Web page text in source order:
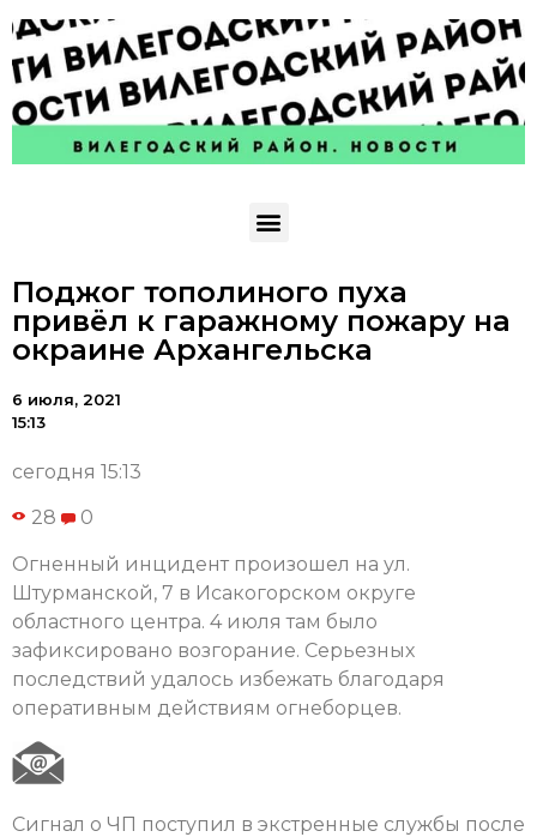
Поджог тополиного пуха
привёл к гаражному пожару на
окраине Архангельска
6 июля, 2021
15:13
сегодня 15:13
28 0
Огненный инцидент произошел на ул.
Штурманской, 7 в Исакогорском округе
областного центра. 4 июля там было
зафиксировано возгорание. Серьезных
последствий удалось избежать благодаря
оперативным действиям огнеборцев.
Сигнал о ЧП поступил в экстренные службы после